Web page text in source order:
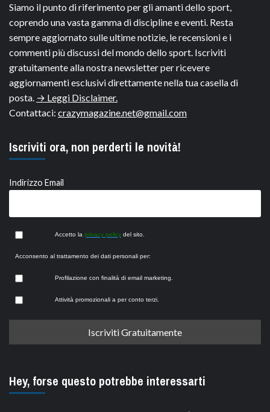
Siamo il punto di riferimento per gli amanti dello sport,
coprendo una vasta gamma di discipline e eventi. Resta
sempre aggiornato sulle ultime notizie, le recensioni e i
commenti più discussi del mondo dello sport. Iscriviti
gratuitamente alla nostra newsletter per ricevere
aggiornamenti esclusivi direttamente nella tua casella di
posta. → Leggi Disclaimer.
Contattaci: crazymagazine.net@gmail.com
Iscriviti ora, non perderti le novità!
Indirizzo Email
Accetto la privacy policy del sito.
Acconsento al trattamento dei dati personali per:
Profilazione con finalità di email marketing.
Attività promozionali a per conto terzi.
Hey, forse questo potrebbe interessarti